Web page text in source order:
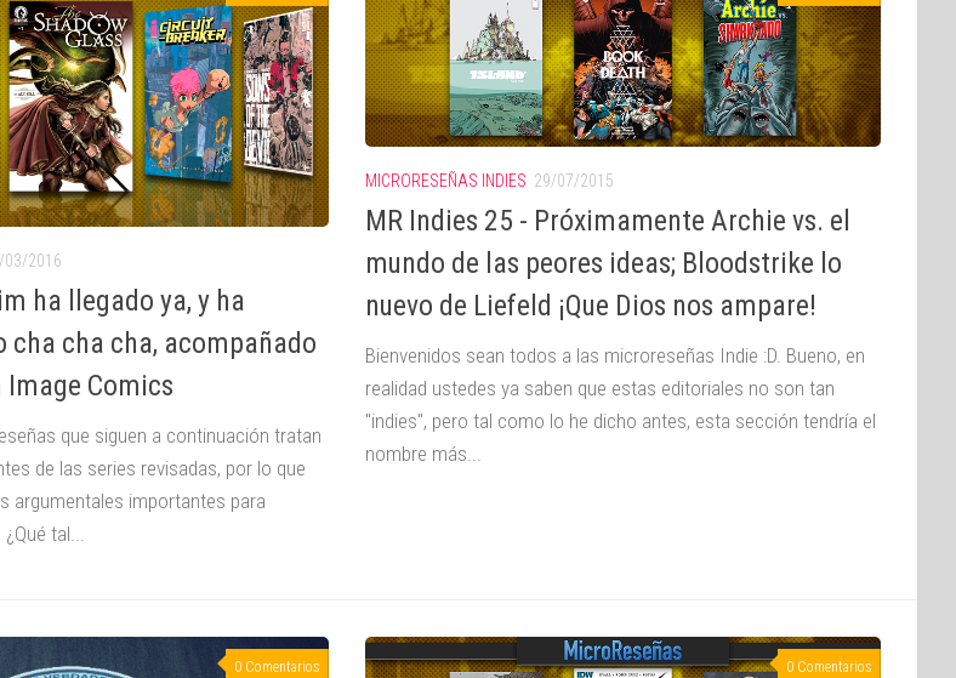
03/2016
ha llegado ya, y ha
cha cha cha, acompañado
Image Comics
que siguen a continuación tratan
de las series revisadas, por lo que
argumentales importantes para
tal...
MICRORESEÑAS INDIES 29/07/2015
MR Indies 25 - Próximamente Archie vs. el
mundo de las peores ideas; Bloodstrike lo
nuevo de Liefeld ¡Que Dios nos ampare!
Bienvenidos sean todos a las microreseñas Indie :D. Bueno, en
realidad ustedes ya saben que estas editoriales no son tan
"indies", pero tal como lo he dicho antes, esta sección tendría el
nombre más...
0 Comentarios 0 Comentarios